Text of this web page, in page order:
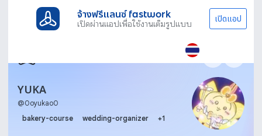
จ้างฟรีแลนซ์ fastwork
เปิดผ่านแอปเพื่อใช้งานเต็มรูปแบบ เปิดแอป
YUKA
@0oyukao0
bakery-course
wedding-organizer +1